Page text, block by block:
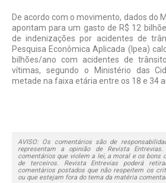
De acordo com o movimento, dados do
apontam para um gasto de R$ 12
de indenizações por aciden­tes de
Pesquisa Econômica Aplicada (Ipea)
bi­lhões/ano com aci­dentes de
vítimas, segundo o Ministério das
metade na faixa etária entre os 18 e 34
AVISO: Os comentários são de
representam a opinião de Revista
comentários que violem a lei, a moral e os bons
de terceiros. Revista Entrevias poderá
comentários postados que não respeitem os
ou que estejam fora do tema da matéria